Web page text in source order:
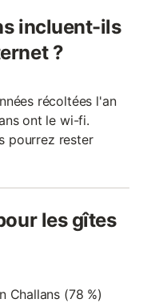
incluent-ils
?
récoltées l'an
ont le wi-fi.
pourrez rester
les gîtes
Challans (78 %)